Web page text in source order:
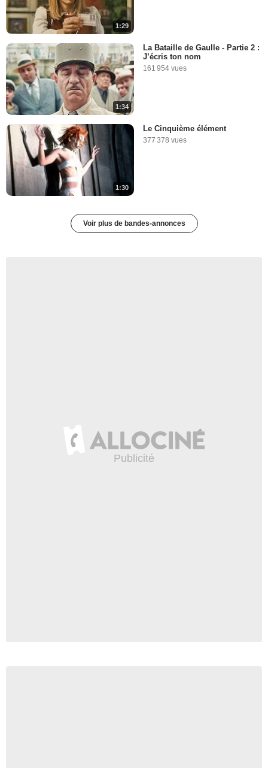
1:29
1:34
La Bataille de Gaulle - Partie 2 :
J’écris ton nom
161 954 vues
1:30
Le Cinquième élément
377 378 vues
Voir plus de bandes-annonces